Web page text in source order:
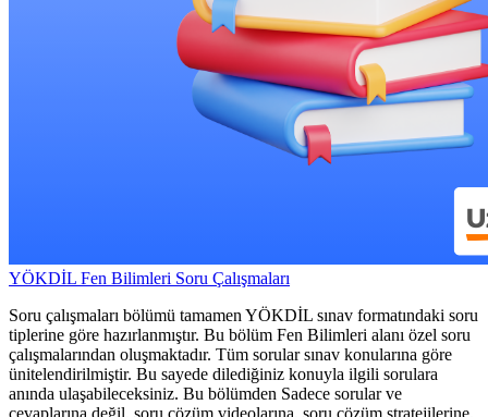
YÖKDİL Fen Bilimleri Soru Çalışmaları
Soru çalışmaları bölümü tamamen YÖKDİL sınav formatındaki soru
tiplerine göre hazırlanmıştır. Bu bölüm Fen Bilimleri alanı özel soru
çalışmalarından oluşmaktadır. Tüm sorular sınav konularına göre
ünitelendirilmiştir. Bu sayede dilediğiniz konuyla ilgili sorulara
anında ulaşabileceksiniz. Bu bölümden Sadece sorular ve
cevaplarına değil, soru çözüm videolarına, soru çözüm stratejilerine,